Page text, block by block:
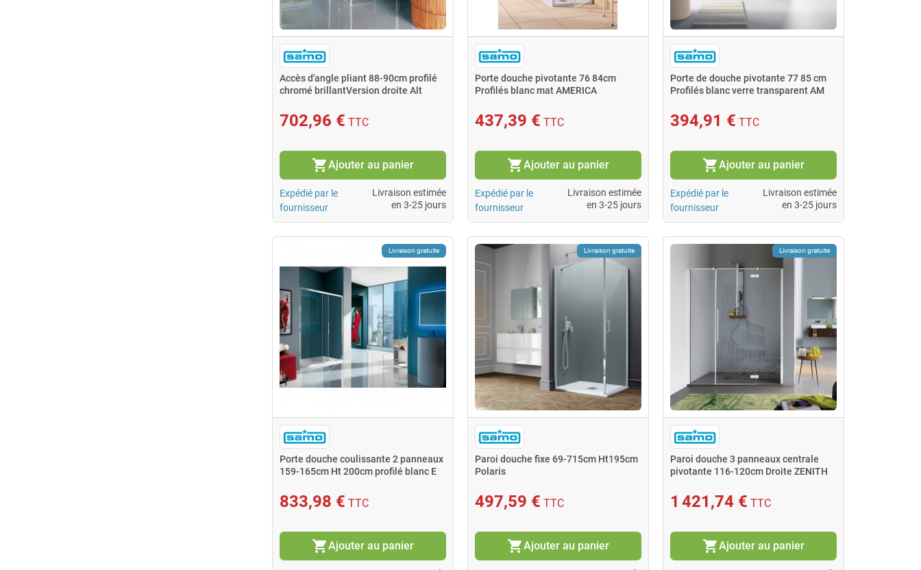
Accès d'angle pliant 88-90cm profilé
chromé brillantVersion droite Alt
702,96 € TTC
shopping_cartAjouter au panier
Expédié par le
fournisseur
Livraison estimée
en 3-25 jours
Porte douche pivotante 76 84cm
Profilés blanc mat AMERICA
437,39 € TTC
shopping_cartAjouter au panier
Expédié par le
fournisseur
Livraison estimée
en 3-25 jours
Porte de douche pivotante 77 85 cm
Profilés blanc verre transparent AM
394,91 € TTC
shopping_cartAjouter au panier
Expédié par le
fournisseur
Livraison estimée
en 3-25 jours
Livraison gratuite
Porte douche coulissante 2 panneaux
159-165cm Ht 200cm profilé blanc E
833,98 € TTC
shopping_cartAjouter au panier
Livraison gratuite
Paroi douche fixe 69-715cm Ht195cm
Polaris
497,59 € TTC
shopping_cartAjouter au panier
Livraison gratuite
Paroi douche 3 panneaux centrale
pivotante 116-120cm Droite ZENITH
1 421,74 € TTC
shopping_cartAjouter au panier